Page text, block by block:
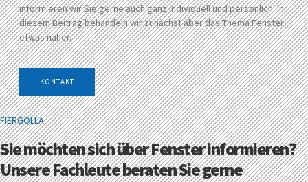
FIERGOLLA
Sie möchten sich über Fenster informieren?
Unsere Fachleute beraten Sie gerne
informieren wir Sie gerne auch ganz individuell und persönlich. In
diesem Beitrag behandeln wir zunächst aber das Thema Fenster
etwas näher.
KONTAKT